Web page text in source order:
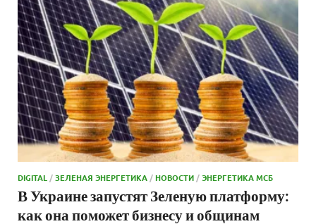
DIGITAL /ЗЕЛЕНАЯ ЭНЕРГЕТИКА /НОВОСТИ /ЭНЕРГЕТИКА МСБ
В Украине запустят Зеленую платформу:
как она поможет бизнесу и общинам